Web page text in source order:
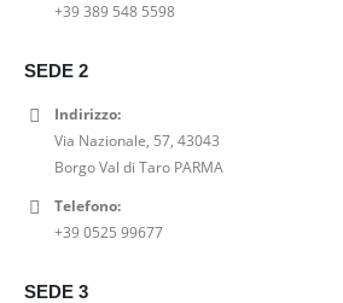
+39 389 548 5598
SEDE 2
Indirizzo:
Via Nazionale, 57, 43043
Borgo Val di Taro PARMA
Telefono:
+39 0525 99677
SEDE 3